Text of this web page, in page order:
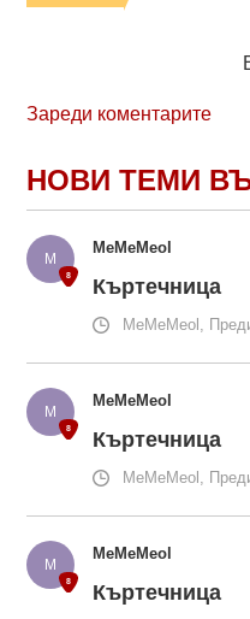
Зареди коментарите
НОВИ ТЕМИ
MeMeMeol
Къртечница
MeMeMeol,
MeMeMeol
Къртечница
MeMeMeol,
MeMeMeol
Къртечница